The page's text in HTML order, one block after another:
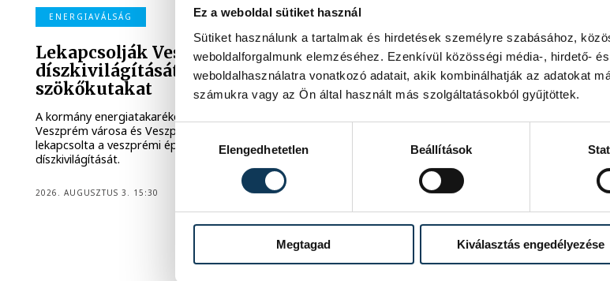
Ez a weboldal sütiket használ
Sütiket használunk a tartalmak és hirdetések személyre szabásához,
weboldalforgalmunk elemzéséhez. Ezenkívül közösségi média-, hirdető-
weboldalhasználatra vonatkozó adatait, akik kombinálhatják az adatokat
számukra vagy az Ön által használt más szolgáltatásokból gyűjtöttek.
Hozzájárulás kiválasztása
Elengedhetetlen
Beállítások
Megtagad Kiválasztás engedélyezése
ENERGIAVÁLSÁG
Lekapcsolják Veszprém
díszkivilágítását, elzárják a
szökőkutakat
A kormány energiatakarékossági felhívásához csatlakozva
Veszprém városa és Veszprémi Főegyházmegye is
lekapcsolta a veszprémi épületek és nevezetességek
díszkivilágítását.
2026. AUGUSZTUS 3. 15:30
Mi történik a balatonalmádi
teniszpályák körül? Bérleti
megszakadt egyeztetések és
tisztázatlan jogi eljárás
nevelés és egy hosszú távra megkötött
szerint a Balatonalmádi Tenisz Klub
összegért használja a városi területet.